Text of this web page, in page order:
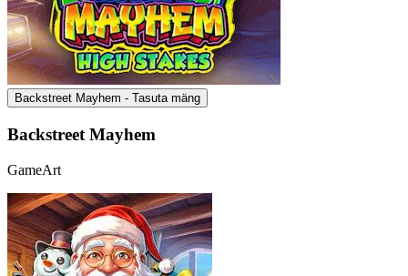
Backstreet Mayhem - Tasuta mäng
Backstreet Mayhem
GameArt